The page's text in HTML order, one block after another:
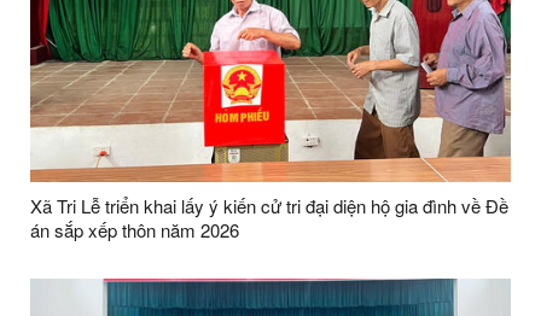
Xã Tri Lễ triển khai lấy ý kiến cử tri đại diện hộ gia đình về Đề
án sắp xếp thôn năm 2026